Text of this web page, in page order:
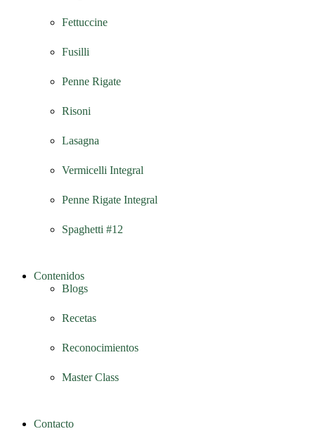
Fettuccine
Fusilli
Penne Rigate
Risoni
Lasagna
Vermicelli Integral
Penne Rigate Integral
Spaghetti #12
Contenidos
Blogs
Recetas
Reconocimientos
Master Class
Contacto